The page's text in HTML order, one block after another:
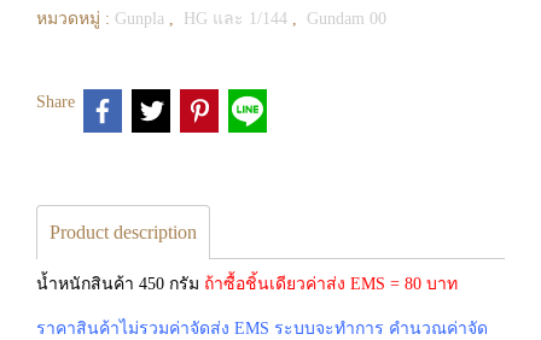
หมวดหมู่ : Gunpla , HG และ 1/144 , Gundam 00
Share
Product description
น้ำหนักสินค้า 450 กรัม ถ้าซื้อชิ้นเดียวค่าส่ง EMS = 80 บาท
ราคาสินค้าไม่รวมค่าจัดส่ง EMS ระบบจะทำการ คำนวณค่าจัด